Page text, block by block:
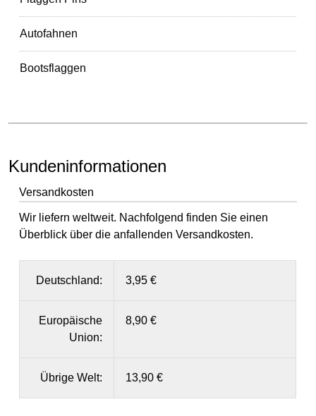
Autofahnen
Bootsflaggen
Kundeninformationen
Versandkosten
Wir liefern weltweit. Nachfolgend finden Sie einen
Überblick über die anfallenden Versandkosten.
Deutschland: 3,95 €
Europäische
Union:
8,90 €
Übrige Welt: 13,90 €